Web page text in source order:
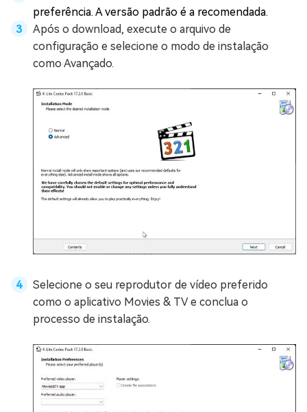
preferência. A versão padrão é a recomendada.
Após o download, execute o arquivo de
configuração e selecione o modo de instalação
como Avançado.
Selecione o seu reprodutor de vídeo preferido
como o aplicativo Movies & TV e conclua o
processo de instalação.